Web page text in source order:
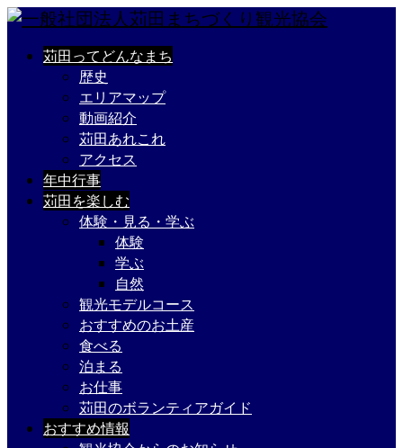
苅田ってどんなまち
歴史
エリアマップ
動画紹介
苅田あれこれ
アクセス
年中行事
苅田を楽しむ
体験・見る・学ぶ
体験
学ぶ
自然
観光モデルコース
おすすめのお土産
食べる
泊まる
お仕事
苅田のボランティアガイド
おすすめ情報